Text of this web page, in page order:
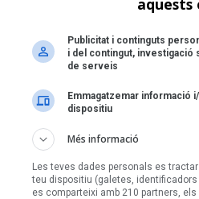
aquests
Publicitat i continguts
i del contingut, investigació
de serveis
Emmagatzemar informació
dispositiu
Més informació
Les teves dades personals es
teu dispositiu (galetes,
es comparteixi amb 210 partners,